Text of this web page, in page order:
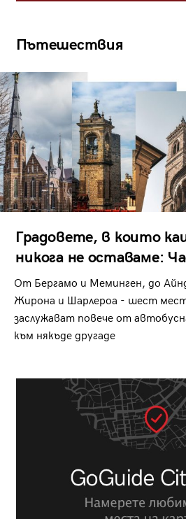
Пътешествия
Градовете, в които
никога не оставаме:
От Бергамо и Меминген, до
Жирона и Шарлероа - шест
заслужават повече от
към някъде другаде